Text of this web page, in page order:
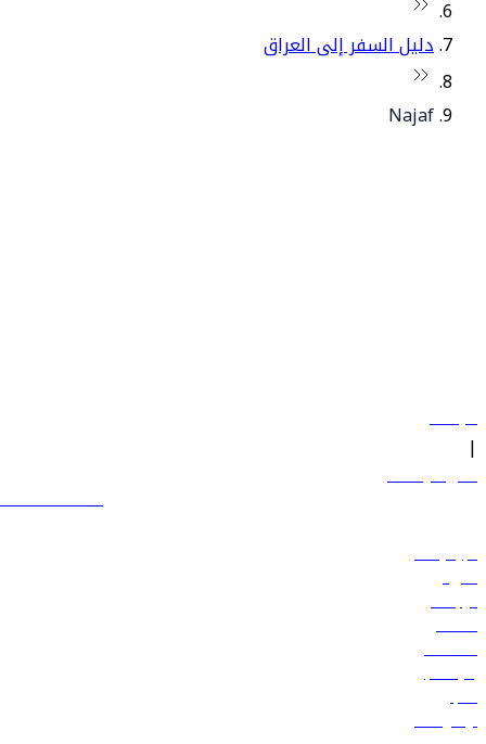
دليل السفر إلى العراق
Najaf
سياساتنا
|
الشروط والأحكام
600 544 445
حجز الرحلات
العروض
الوجهات
الأمتعة
المساعدة
إدارة الحجز
الأخبار
تواصل معنا